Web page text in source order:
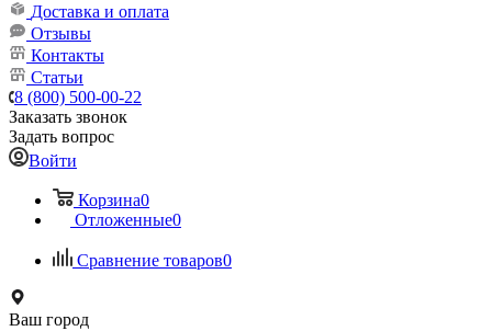
Доставка и оплата
Отзывы
Контакты
Статьи
8 (800) 500-00-22
Заказать звонок
Задать вопрос
Войти
Корзина0
Отложенные0
Сравнение товаров0
Ваш город